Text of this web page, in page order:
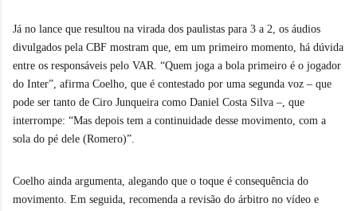
Já no lance que resultou na virada dos paulistas para 3 a 2, os áudios
divulgados pela CBF mostram que, em um primeiro momento, há dúvida
entre os responsáveis pelo VAR. “Quem joga a bola primeiro é o jogador
do Inter”, afirma Coelho, que é contestado por uma segunda voz – que
pode ser tanto de Ciro Junqueira como Daniel Costa Silva –, que
interrompe: “Mas depois tem a continuidade desse movimento, com a
sola do pé dele (Romero)”.
Coelho ainda argumenta, alegando que o toque é consequência do
movimento. Em seguida, recomenda a revisão do árbitro no vídeo e